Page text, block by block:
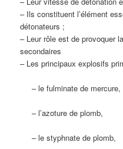
– Ils constituent l’élément
détonateurs ;
– Leur rôle est de provoquer
secondaires
– Les principaux explosifs
– le fulminate de mercure,
– l’azoture de plomb,
– le styphnate de plomb,